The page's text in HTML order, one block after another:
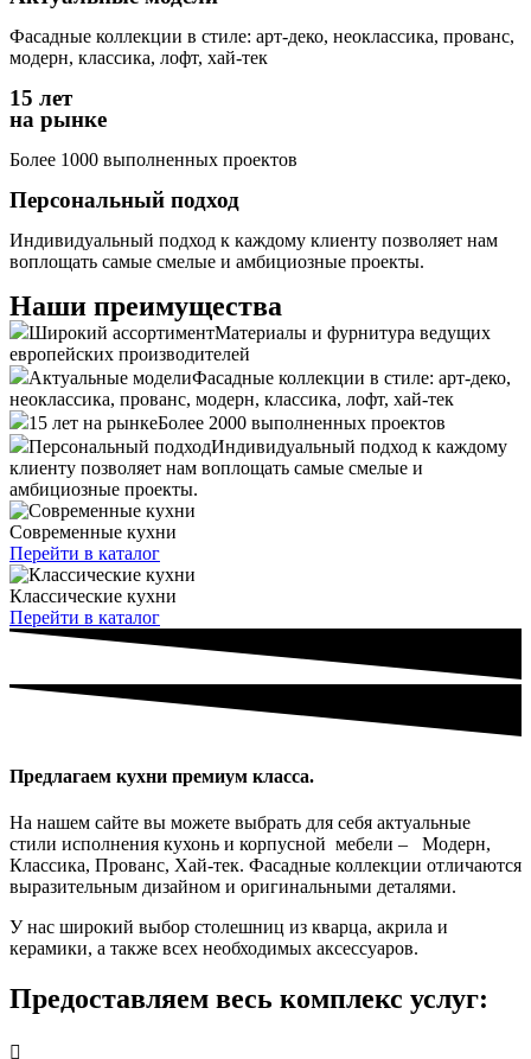
Фасадные коллекции в стиле: арт-деко, неоклассика, прованс,
модерн, классика, лофт, хай-тек
15 лет
на рынке
Более 1000 выполненных проектов
Персональный подход
Индивидуальный подход к каждому клиенту позволяет нам
воплощать самые смелые и амбициозные проекты.
Наши преимущества
Широкий ассортиментМатериалы и фурнитура ведущих
европейских производителей
Актуальные моделиФасадные коллекции в стиле: арт-деко,
неоклассика, прованс, модерн, классика, лофт, хай-тек
15 лет на рынкеБолее 2000 выполненных проектов
Персональный подходИндивидуальный подход к каждому
клиенту позволяет нам воплощать самые смелые и
амбициозные проекты.
Современные кухни
Перейти в каталог
Классические кухни
Перейти в каталог
Предлагаем кухни премиум класса.
На нашем сайте вы можете выбрать для себя актуальные
стили исполнения кухонь и корпусной мебели – Модерн,
Классика, Прованс, Хай-тек. Фасадные коллекции отличаются
выразительным дизайном и оригинальными деталями.
У нас широкий выбор столешниц из кварца, акрила и
керамики, а также всех необходимых аксессуаров.
Предоставляем весь комплекс услуг: